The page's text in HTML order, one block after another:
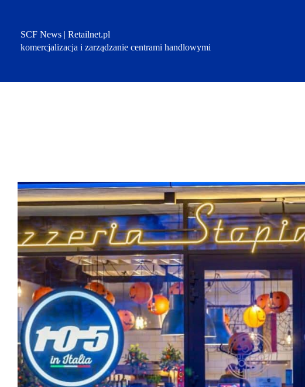
SCF News | Retailnet.pl
komercjalizacja i zarządzanie centrami handlowymi